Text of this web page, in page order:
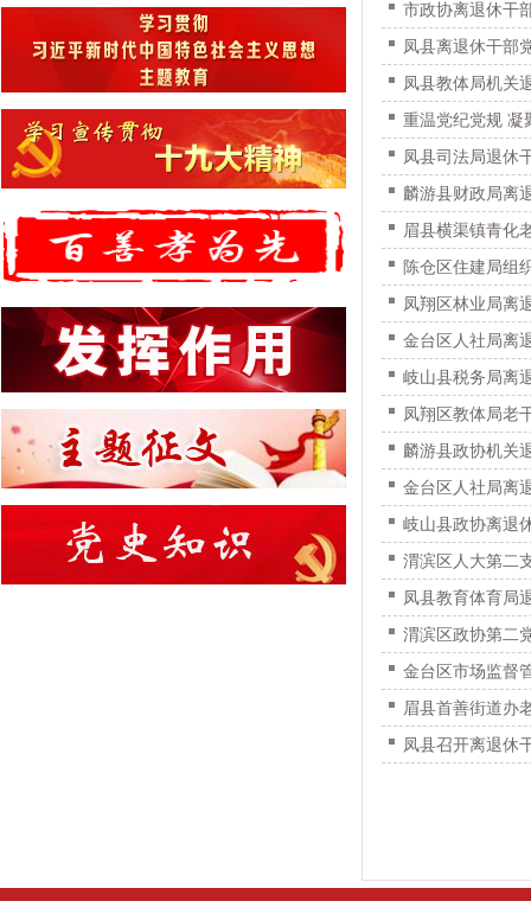
市政协离退休干
凤县离退休干部
凤县教体局机关
重温党纪党规
凤县司法局退休
麟游县财政局离
眉县横渠镇青化
陈仓区住建局组
凤翔区林业局离
金台区人社局离
岐山县税务局离
凤翔区教体局老
麟游县政协机关
金台区人社局离
岐山县政协离退
渭滨区人大第二
凤县教育体育局
渭滨区政协第二
金台区市场监督
眉县首善街道办
凤县召开离退休